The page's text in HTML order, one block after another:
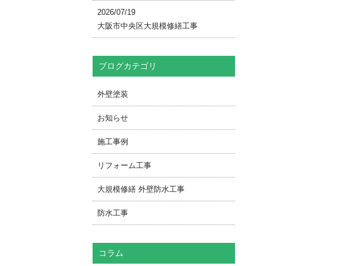
2026/07/19
大阪市中央区大規模修繕工事
ブログカテゴリ
外壁塗装
お知らせ
施工事例
リフォーム工事
大規模修繕 外壁防水工事
防水工事
コラム